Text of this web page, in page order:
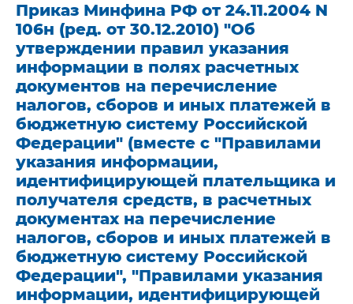
Приказ Минфина РФ от 24.11.2004 N
106н (ред. от 30.12.2010) "Об
утверждении правил указания
информации в полях расчетных
документов на перечисление
налогов, сборов и иных платежей в
бюджетную систему Российской
Федерации" (вместе с "Правилами
указания информации,
идентифицирующей плательщика и
получателя средств, в расчетных
документах на перечисление
налогов, сборов и иных платежей в
бюджетную систему Российской
Федерации", "Правилами указания
информации, идентифицирующей